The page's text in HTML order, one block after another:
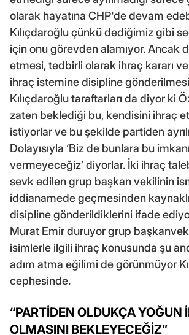
olarak hayatına CHP'de devam
Kılıçdaroğlu çünkü dediğimiz gibi
için onu görevden alamıyor. Ancak
etmesi, tedbirli olarak ihraç kararı
ihraç istemine disipline
Kılıçdaroğlu taraftarları da diyor ki
zaten beklediği bu, kendisini ihraç
istiyorlar ve bu şekilde partiden
Dolayısıyla ‘Biz de bunlara bu imkanı
vermeyeceğiz’ diyorlar. İki ihraç
sevk edilen grup başkan vekilinin
iddianamede geçmesinden
disipline gönderildiklerini ifade
Murat Emir duruyor grup
isimlerle ilgili ihraç konusunda şu
adım atma eğilimi de görünmüyor
cephesinde.
“PARTİDEN OLDUKÇA YOĞUN
OLMASINI BEKLEYECEĞİZ”